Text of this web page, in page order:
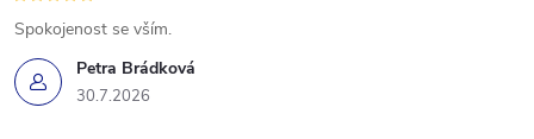
Petra Brádková
30.7.2026
Spokojenost se vším.